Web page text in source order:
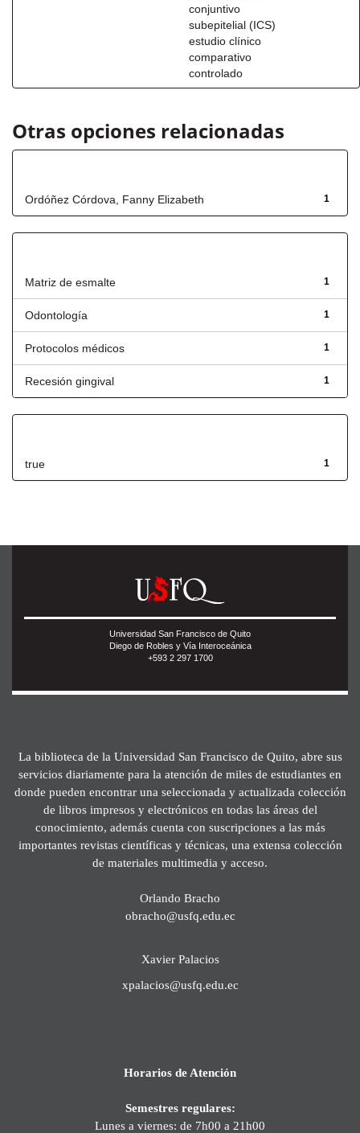
conjuntivo
subepitelial (ICS)
estudio clínico
comparativo
controlado
Otras opciones relacionadas
1
Ordóñez Córdova, Fanny Elizabeth
1
Matriz de esmalte
1
Odontología
1
Protocolos médicos
1
Recesión gingival
1
true
Universidad San Francisco de Quito
Diego de Robles y Vía Interoceánica
+593 2 297 1700
La biblioteca de la Universidad San Francisco de Quito, abre sus
servicios diariamente para la atención de miles de estudiantes en
donde pueden encontrar una seleccionada y actualizada colección
de libros impresos y electrónicos en todas las áreas del
conocimiento, además cuenta con suscripciones a las más
importantes revistas científicas y técnicas, una extensa colección
de materiales multimedia y acceso.
Orlando Bracho
obracho@usfq.edu.ec
Xavier Palacios
xpalacios@usfq.edu.ec
Horarios de Atención
Semestres regulares:
Lunes a viernes: de 7h00 a 21h00